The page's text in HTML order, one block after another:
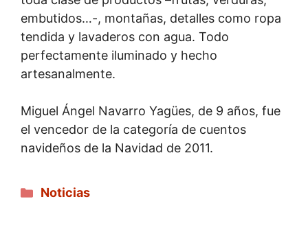
embutidos…-, montañas, detalles como ropa
tendida y lavaderos con agua. Todo
perfectamente iluminado y hecho
artesanalmente.
Miguel Ángel Navarro Yagües, de 9 años, fue
el vencedor de la categoría de cuentos
navideños de la Navidad de 2011.
Categorías
Noticias